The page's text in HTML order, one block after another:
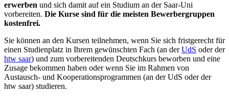
erwerben und sich damit auf ein Studium an der Saar-Uni
vorbereiten. Die Kurse sind für die meisten Bewerbergruppen
kostenfrei.
Sie können an den Kursen teilnehmen, wenn Sie sich fristgerecht für
einen Studienplatz in Ihrem gewünschten Fach (an derUdS oder der
htw saar) und zum vorbereitenden Deutschkurs beworben und eine
Zusage bekommen haben oder wenn Sie im Rahmen von
Austausch- und Kooperationsprogrammen (an der UdS oder der
htw saar) studieren.